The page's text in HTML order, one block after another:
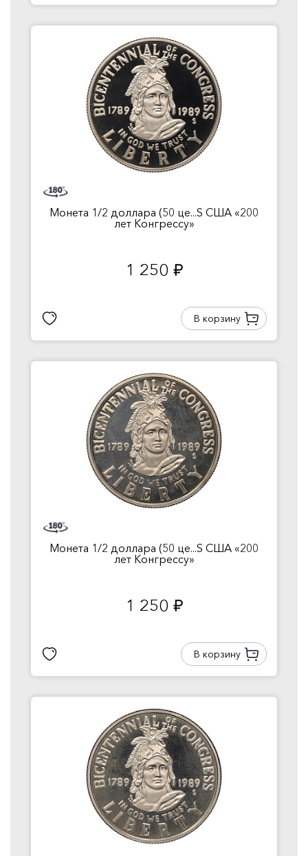
Монета 1/2 доллара (50 це...S США «200
лет Конгрессу»
1 250 руб.
В корзину
Монета 1/2 доллара (50 це...S США «200
лет Конгрессу»
1 250 руб.
В корзину